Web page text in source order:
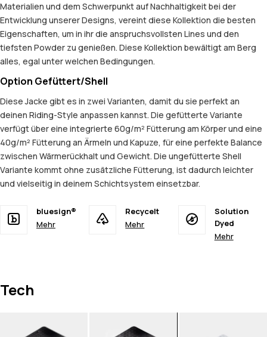
Materialien und dem Schwerpunkt auf Nachhaltigkeit bei der
Entwicklung unserer Designs, vereint diese Kollektion die besten
Eigenschaften, um in ihr die anspruchsvollsten Lines und den
tiefsten Powder zu genießen. Diese Kollektion bewältigt am Berg
alles, egal unter welchen Bedingungen.
Option Gefüttert/Shell
Diese Jacke gibt es in zwei Varianten, damit du sie perfekt an
deinen Riding-Style anpassen kannst. Die gefütterte Variante
verfügt über eine integrierte 60g/m² Fütterung am Körper und eine
40g/m² Fütterung an Ärmeln und Kapuze, für eine perfekte Balance
zwischen Wärmerückhalt und Gewicht. Die ungefütterte Shell
Variante kommt ohne zusätzliche Fütterung, ist dadurch leichter
und vielseitig in deinem Schichtsystem einsetzbar.
bluesign®
Mehr
Recycelt
Mehr
Solution
Dyed
Mehr
Tech